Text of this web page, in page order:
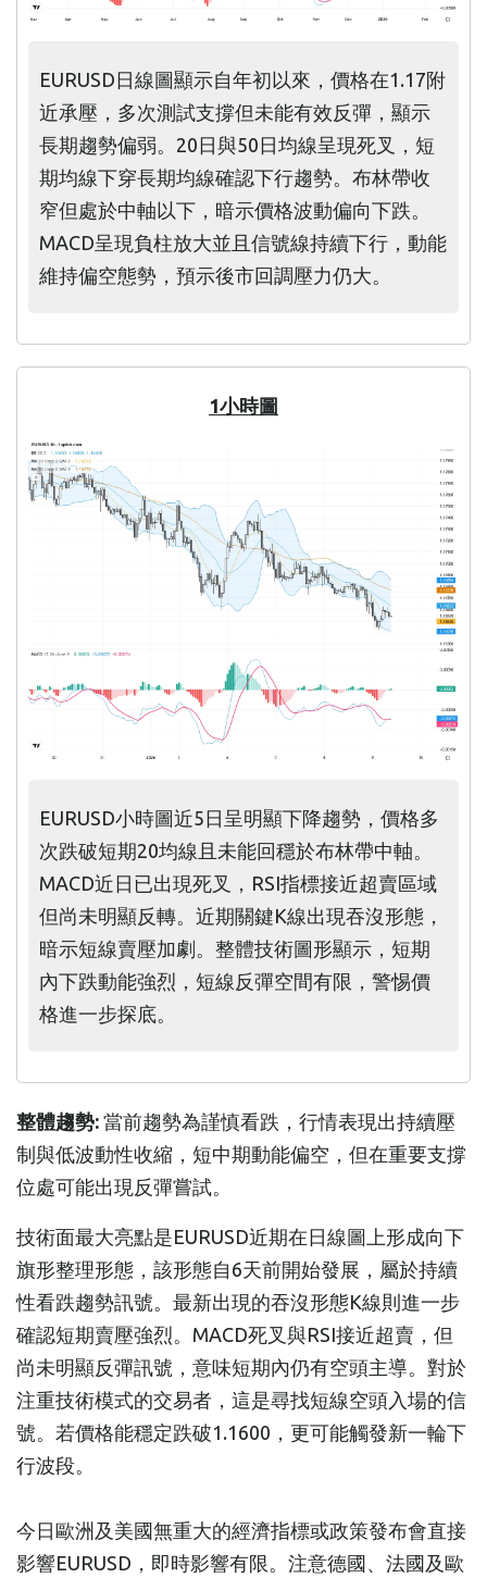
EURUSD日線圖顯示自年初以來，價格在1.17附
近承壓，多次測試支撐但未能有效反彈，顯示
長期趨勢偏弱。20日與50日均線呈現死叉，短
期均線下穿長期均線確認下行趨勢。布林帶收
窄但處於中軸以下，暗示價格波動偏向下跌。
MACD呈現負柱放大並且信號線持續下行，動能
維持偏空態勢，預示後市回調壓力仍大。
1小時圖
EURUSD小時圖近5日呈明顯下降趨勢，價格多
次跌破短期20均線且未能回穩於布林帶中軸。
MACD近日已出現死叉，RSI指標接近超賣區域
但尚未明顯反轉。近期關鍵K線出現吞沒形態，
暗示短線賣壓加劇。整體技術圖形顯示，短期
內下跌動能強烈，短線反彈空間有限，警惕價
格進一步探底。
整體趨勢: 當前趨勢為謹慎看跌，行情表現出持續壓
制與低波動性收縮，短中期動能偏空，但在重要支撐
位處可能出現反彈嘗試。
技術面最大亮點是EURUSD近期在日線圖上形成向下
旗形整理形態，該形態自6天前開始發展，屬於持續
性看跌趨勢訊號。最新出現的吞沒形態K線則進一步
確認短期賣壓強烈。MACD死叉與RSI接近超賣，但
尚未明顯反彈訊號，意味短期內仍有空頭主導。對於
注重技術模式的交易者，這是尋找短線空頭入場的信
號。若價格能穩定跌破1.1600，更可能觸發新一輪下
行波段。
今日歐洲及美國無重大的經濟指標或政策發布會直接
影響EURUSD，即時影響有限。注意德國、法國及歐